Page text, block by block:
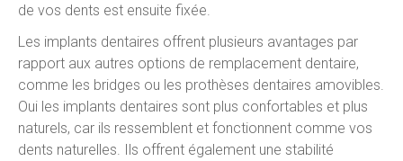
de vos dents est ensuite fixée.
Les implants dentaires offrent plusieurs avantages par
rapport aux autres options de remplacement dentaire,
comme les bridges ou les prothèses dentaires amovibles.
Oui les implants dentaires sont plus confortables et plus
naturels, car ils ressemblent et fonctionnent comme vos
dents naturelles. Ils offrent également une stabilité